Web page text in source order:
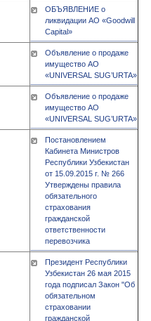
ОБЪЯВЛЕНИЕ о
ликвидации АО «Goodwill
Capital»
Объявление о продаже
имущество АО
«UNIVERSAL SUG’URTA»
Объявление о продаже
имущество АО
«UNIVERSAL SUG’URTA»
Постановлением
Кабинета Министров
Республики Узбекистан
от 15.09.2015 г. № 266
Утверждены правила
обязательного
страхования
гражданской
ответственности
перевозчика
Президент Республики
Узбекистан 26 мая 2015
года подписал Закон "Об
обязательном
страховании
гражданской